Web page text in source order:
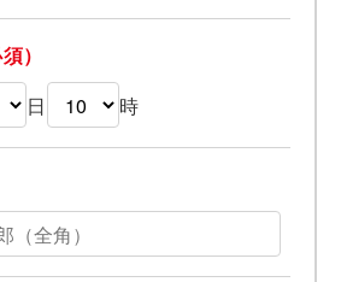
）
日 時